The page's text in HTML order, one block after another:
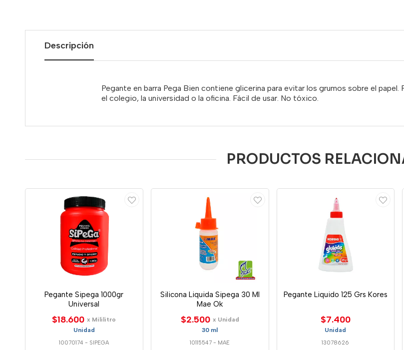
Descripción
Pegante en barra Pega Bien contiene glicerina para evitar los grumos sobre el papel.
el colegio, la universidad o la oficina. Fácil de usar. No tóxico.
PRODUCTOS
Pegante Sipega 1000gr
Universal
$18.600 x Mililitro
Unidad
10070174 - SIPEGA
Silicona Liquida Sipega 30 Ml
Mae Ok
$2.500 x Unidad
30 ml
10115547 - MAE
Pegante Liquido 125 Grs Kores
$7.400
Unidad
13078626